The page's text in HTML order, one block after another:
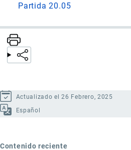
Partida 20.05
Actualizado el 26 Febrero, 2025
Español
Contenido reciente